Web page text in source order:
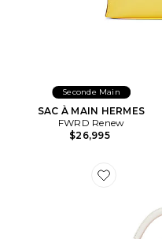
Seconde Main
SAC À MAIN HERMES
FWRD Renew
$26,995
Favorite